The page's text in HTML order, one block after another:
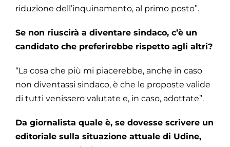
riduzione dell’inquinamento, al primo posto”.
Se non riuscirà a diventare sindaco, c’è un
candidato che preferirebbe rispetto agli altri?
“La cosa che più mi piacerebbe, anche in caso
non diventassi sindaco, è che le proposte valide
di tutti venissero valutate e, in caso, adottate”.
Da giornalista quale è, se dovesse scrivere un
editoriale sulla situazione attuale di Udine,